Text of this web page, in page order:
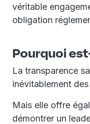
véritable
obligation
Pourquoi
La transparence
inévitablement
Mais elle offre
démontrer un